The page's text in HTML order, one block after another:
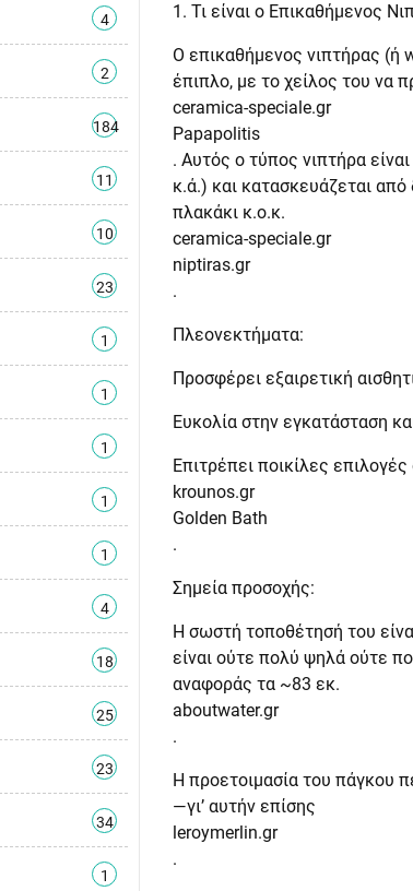
4
2
184
11
10
23
1
1
1
1
1
4
18
25
23
34
1
1. Τι είναι ο Επικαθήμενος
Ο επικαθήμενος νιπτήρας (ή
έπιπλο, με το χείλος του να
ceramica-speciale.gr
Papapolitis
. Αυτός ο τύπος νιπτήρα
κ.ά.) και κατασκευάζεται
πλακάκι κ.ο.κ.
ceramica-speciale.gr
niptiras.gr
.
Πλεονεκτήματα:
Προσφέρει εξαιρετική
Ευκολία στην εγκατάσταση
Επιτρέπει ποικίλες
krounos.gr
Golden Bath
.
Σημεία προσοχής:
Η σωστή τοποθέτησή του
είναι ούτε πολύ ψηλά ούτε
αναφοράς τα ~83 εκ.
aboutwater.gr
.
Η προετοιμασία του πάγκου
—γι’ αυτήν επίσης
leroymerlin.gr
.